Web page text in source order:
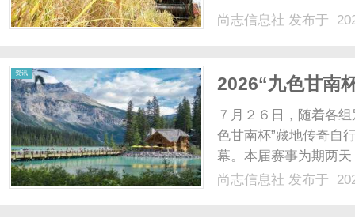
尚志信息社 发布于
资讯
2026“九色甘南
７月２６日，随着各
色甘南杯”藏地传奇自
幕。本届赛事为期两
林、古刹等多元高原
尚志信息社 发布于